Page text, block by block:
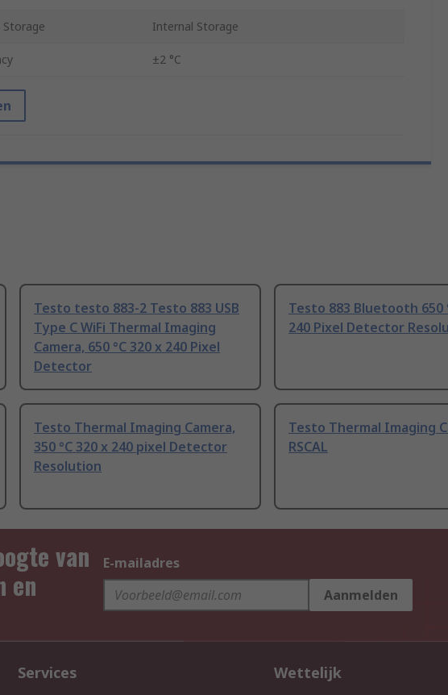
Internal Storage
±2 °C
Testo testo 883-2 Testo 883 USB
Type C WiFi Thermal Imaging
Camera, 650 °C 320 x 240 Pixel
Detector
Testo 883 Bluetooth 650
240 Pixel Detector
Testo Thermal Imaging Camera,
350 °C 320 x 240 pixel Detector
Resolution
Testo Thermal Imaging
RSCAL
van
en
E-mailadres
Aanmelden
Services Wettelijk